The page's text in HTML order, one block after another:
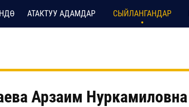
АТАКТУУ АДАМДАР СЫЙЛАНГАНДАР
Арзаим Нуркамиловна